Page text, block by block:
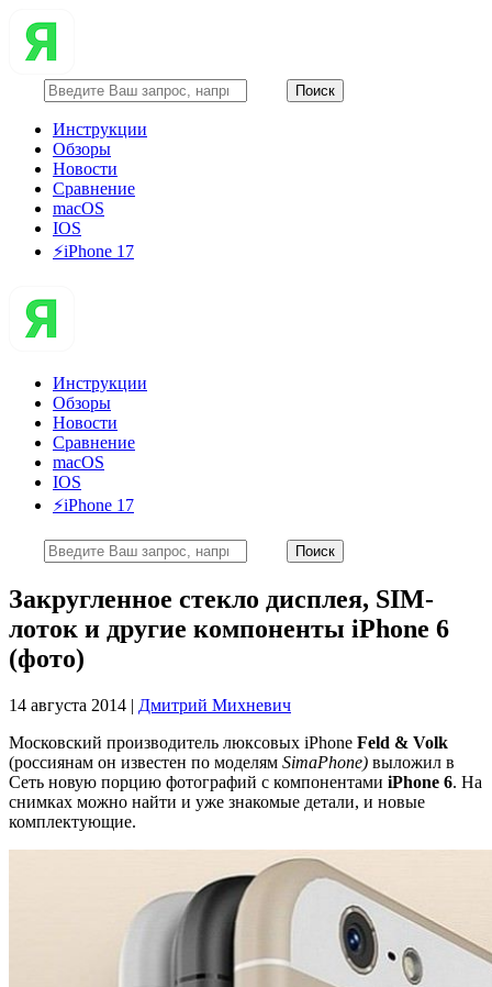
Инструкции
Обзоры
Новости
Сравнение
macOS
IOS
⚡️iPhone 17
Инструкции
Обзоры
Новости
Сравнение
macOS
IOS
⚡️iPhone 17
Закругленное стекло дисплея, SIM-
лоток и другие компоненты iPhone 6
(фото)
14 августа 2014 | Дмитрий Михневич
Московский производитель люксовых iPhone Feld & Volk
(россиянам он известен по моделям SimaPhone) выложил в
Сеть новую порцию фотографий с компонентами iPhone 6. На
снимках можно найти и уже знакомые детали, и новые
комплектующие.